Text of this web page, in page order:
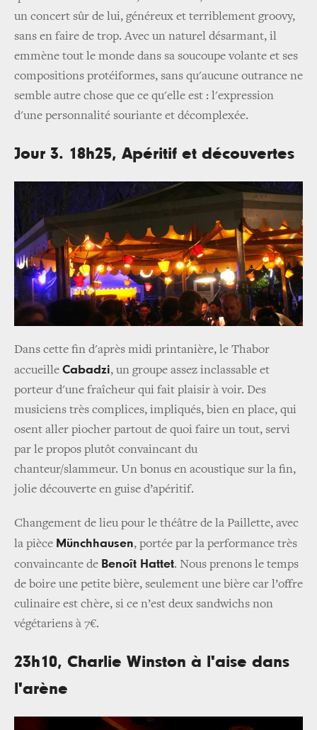
un concert sûr de lui, généreux et terriblement groovy,
sans en faire de trop. Avec un naturel désarmant, il
emmène tout le monde dans sa soucoupe volante et ses
compositions protéiformes, sans qu'aucune outrance ne
semble autre chose que ce qu'elle est : l'expression
d'une personnalité souriante et décomplexée.
Jour 3. 18h25, Apéritif et découvertes
Dans cette fin d'après midi printanière, le Thabor
accueille Cabadzi, un groupe assez inclassable et
porteur d'une fraîcheur qui fait plaisir à voir. Des
musiciens très complices, impliqués, bien en place, qui
osent aller piocher partout de quoi faire un tout, servi
par le propos plutôt convaincant du
chanteur/slammeur. Un bonus en acoustique sur la fin,
jolie découverte en guise d’apéritif.
Changement de lieu pour le théâtre de la Paillette, avec
la pièce Münchhausen, portée par la performance très
convaincante de Benoît Hattet. Nous prenons le temps
de boire une petite bière, seulement une bière car l’offre
culinaire est chère, si ce n’est deux sandwichs non
végétariens à 7€.
23h10, Charlie Winston à l'aise dans
l'arène